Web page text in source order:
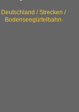
Deutschland / Strecken /